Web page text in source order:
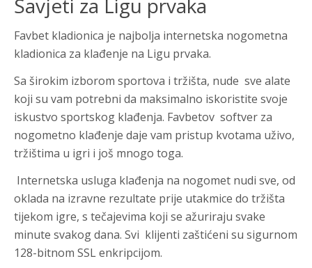
Favbet kladionica je najbolja internetska nogometna
kladionica za klađenje na Ligu prvaka.
Sa širokim izborom sportova i tržišta, nude sve alate
koji su vam potrebni da maksimalno iskoristite svoje
iskustvo sportskog klađenja. Favbetov softver za
nogometno klađenje daje vam pristup kvotama uživo,
tržištima u igri i još mnogo toga.
Internetska usluga klađenja na nogomet nudi sve, od
oklada na izravne rezultate prije utakmice do tržišta
tijekom igre, s tečajevima koji se ažuriraju svake
minute svakog dana. Svi klijenti zaštićeni su sigurnom
128-bitnom SSL enkripcijom.